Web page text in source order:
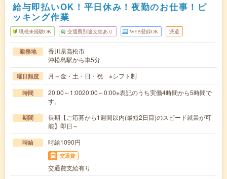
給与即払いOK！平日休み！夜勤のお仕事！ピ
ッキング作業
職種未経験OK 交通費別途支給あり WEB登録OK 派遣
勤務地
香川県高松市
沖松島駅から車5分
曜日頻度 月～金・土・日・祝 ※シフト制
時間
20:00～1:0020:00～0:00※表記のうち実働4時間から5時間で
す。
期間
長期【ご応募から1週間以内(最短2日目)のスピード就業が可
能】即日～
時給 時給1090円
交通費
交通費支給有り